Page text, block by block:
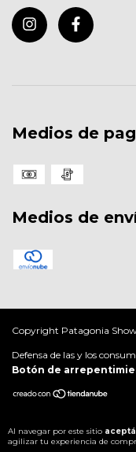
Al navegar por este sitio
agilizar tu experiencia de
Medios de
Medios de
Copyright Patagonia
Defensa de las y los
Botón de